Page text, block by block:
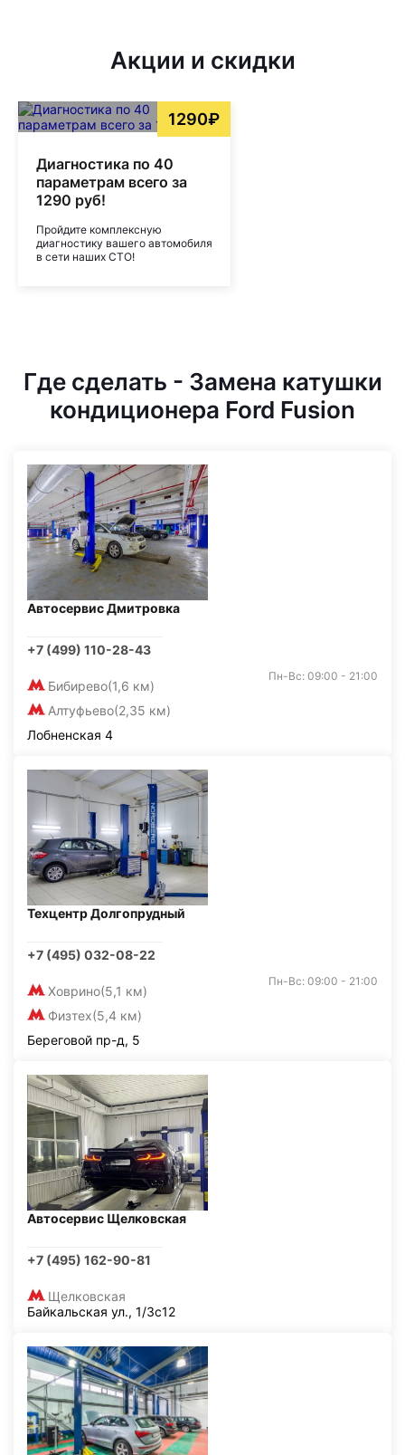
Акции и скидки
1290₽
Диагностика по 40
параметрам всего за
1290 руб!
Пройдите комплексную
диагностику вашего автомобиля
в сети наших СТО!
Где сделать - Замена катушки
кондиционера Ford Fusion
Автосервис Дмитровка
+7 (499) 110-28-43
Бибирево(1,6 км)
Алтуфьево(2,35 км)
Пн-Вс: 09:00 - 21:00
Лобненская 4
Техцентр Долгопрудный
+7 (495) 032-08-22
Ховрино(5,1 км)
Физтех(5,4 км)
Пн-Вс: 09:00 - 21:00
Береговой пр-д, 5
Автосервис Щелковская
+7 (495) 162-90-81
Щелковская
Байкальская ул., 1/3с12